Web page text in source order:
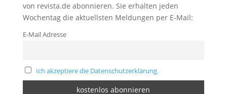
von revista.de abonnieren. Sie erhalten jeden
Wochentag die aktuellsten Meldungen per E-Mail:
E-Mail Adresse
Ich akzeptiere die Datenschutzerklärung.